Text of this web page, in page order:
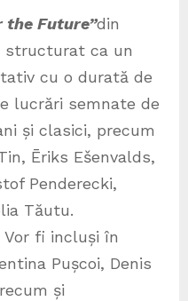
the Future”din
structurat ca un
cu o durată de
lucrări semnate de
și clasici, precum
Ēriks Ešenvalds,
Penderecki,
Tăutu.
Vor fi incluși în
Pușcoi, Denis
și